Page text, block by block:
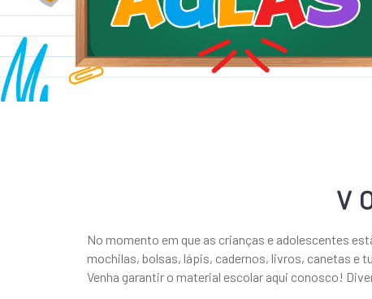
No momento em que as crianças e adolescentes
mochilas, bolsas, lápis, cadernos, livros, canetas e
Venha garantir o material escolar aqui conosco!